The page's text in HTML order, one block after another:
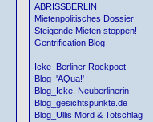
ABRISSBERLIN
Mietenpolitisches Dossier
Steigende Mieten stoppen!
Gentrification Blog
Icke_Berliner Rockpoet
Blog_'AQua!'
Blog_Icke, Neuberlinerin
Blog_gesichtspunkte.de
Blog_Ullis Mord & Totschlag